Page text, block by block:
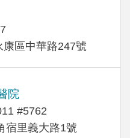
區中華路247號
院
#5762
宿里義大路1號